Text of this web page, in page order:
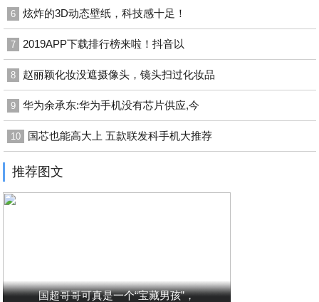
6 炫炸的3D动态壁纸，科技感十足！
7 2019APP下载排行榜来啦！抖音以
8 赵丽颖化妆没遮摄像头，镜头扫过化妆品
9 华为余承东:华为手机没有芯片供应,今
10 国芯也能高大上 五款联发科手机大推荐
推荐图文
国超哥哥可真是一个“宝藏男孩”，